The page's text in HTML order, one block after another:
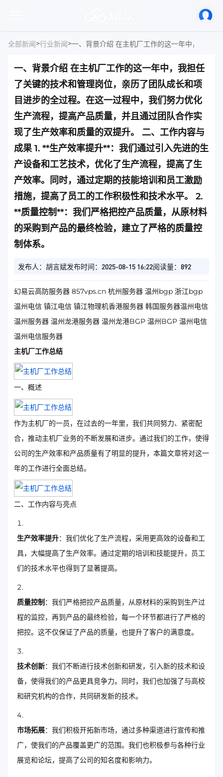
全部新闻>行业新闻>
一、背景介绍 在主机厂工作的这一年中，我担任
了关键的技术和管理岗位，亲历了团队成长和项
目进步的全过程。在这一过程中，我们努力优化
生产流程，提高产品质量，并且通过团队合作实
现了生产效率和质量的双提升。 二、工作内容与
成果 1. **生产效率提升**：我们通过引入先进的生
产设备和工艺技术，优化了生产流程，提高了生
产效率。同时，通过定期的技能培训和员工激励
措施，提高了员工的工作积极性和技术水平。 2.
**质量控制**：我们严格把控产品质量，从原材料
的采购到产品的最终检验，建立了严格的质量控
制体系。
发布人：胡言斌发布时间：2025-08-15 16:22阅读量：892
幻易云高防服务器 857vps.cn 杭州服务器 温州bgp 浙江bgp
温州电信 镇江电信 镇江物理机香港服务器 韩国服务器温州电信
温州服务器 温州龙港服务器 温州龙港BGP 温州BGP 温州电信
温州电信服务器
主机厂工作总结
一、概述
作为主机厂的一员，在过去的一年里，我们共同努力、紧密配
合，推动主机厂业务的不断发展和进步。通过我们的工作，使得
公司的生产效率和产品质量有了明显的提升，本篇文章将对这一
年的工作进行全面总结。
二、工作内容与亮点
生产效率提升：我们优化了生产流程，采用更高效的设备和工
具，大幅提高了生产效率。通过定期的培训和技能提升，员工
们的技术水平也得到了显著提高。
质量控制 ：我们严格把控产品质量，从原材料的采购到生产过
程的监控，再到产品的最终检验，每一个环节都进行了严格的
把控。这不仅保证了产品的质量，也提升了客户的满意度。
技术创新：我们不断进行技术创新和研发，引入新的技术和设
备，使得我们的产品更具竞争力。同时，我们也加强了与高校
和研究机构的合作，共同研发新的技术。
市场拓展：我们积极开拓新市场，通过多种渠道进行宣传和推
广，使我们的产品覆盖更广的范围。我们也积极参与各种行业
展览和论坛，提高了公司的知名度和影响力。